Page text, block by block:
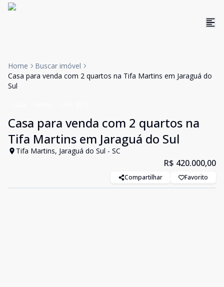
Home
Buscar imóvel
Casa para venda com 2 quartos na Tifa Martins em Jaraguá do
Sul
Casa para venda com 2 quartos na
Tifa Martins em Jaraguá do Sul
Tifa Martins, Jaraguá do Sul - SC
R$ 420.000,00
Compartilhar Favorito